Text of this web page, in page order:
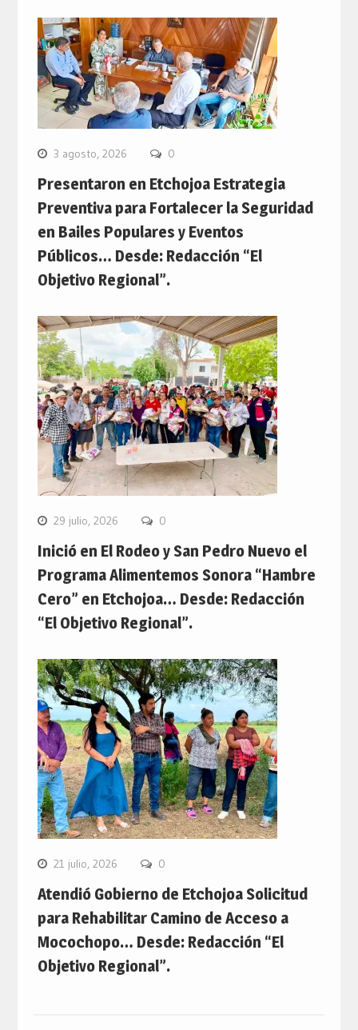
3 agosto, 2026 0
Presentaron en Etchojoa Estrategia
Preventiva para Fortalecer la Seguridad
en Bailes Populares y Eventos
Públicos… Desde: Redacción “El
Objetivo Regional”.
29 julio, 2026 0
Inició en El Rodeo y San Pedro Nuevo el
Programa Alimentemos Sonora “Hambre
Cero” en Etchojoa… Desde: Redacción
“El Objetivo Regional”.
21 julio, 2026 0
Atendió Gobierno de Etchojoa Solicitud
para Rehabilitar Camino de Acceso a
Mocochopo… Desde: Redacción “El
Objetivo Regional”.